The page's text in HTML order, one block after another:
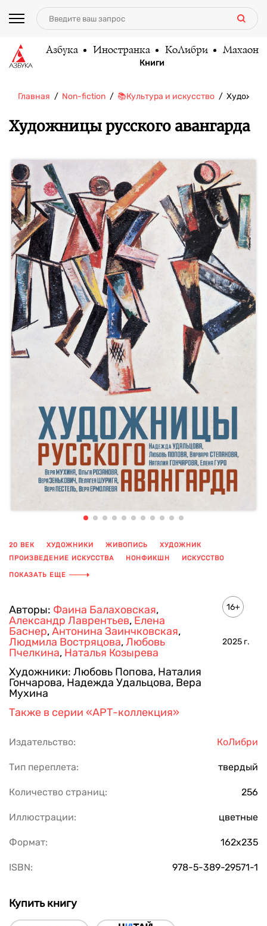
Азбука Иностранка КоЛибри Махаон
Книги
Главная Non-fiction 📚Культура и искусство
Художницы русского авангарда
20 ВЕК ХУДОЖНИКИ ЖИВОПИСЬ
ХУДОЖНИК
ПРОИЗВЕДЕНИЕ ИСКУССТВА
НОНФИКШН
ИСКУССТВО
КНИГА С ИЛЛЮСТРАЦИЯМИ
ПОКАЗАТЬ ЕЩЕ
Авторы: Фаина Балаховская,
Александр Лаврентьев, Елена
Баснер,Антонина Заинчковская,
Людмила Востряцова,Любовь
Пчелкина, Наталья Козырева
Художники: Любовь Попова, Наталия
Гончарова, Надежда Удальцова, Вера
Мухина
16+
2025 г.
Также в серии «АРТ-коллекция»
Издательство: КоЛибри
Тип переплета: твердый
Количество страниц: 256
Иллюстрации: цветные
Формат: 162х235
ISBN: 978-5-389-29571-1
Купить книгу